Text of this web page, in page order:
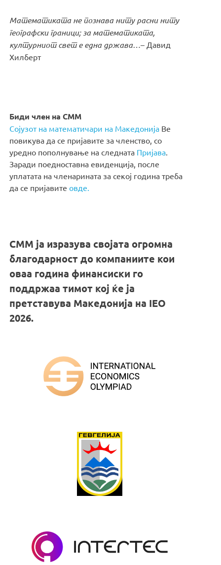
Математиката не познава ниту расни ниту
географски граници; за математиката,
културниот свет е една држава…– Давид
Хилберт
Биди член на СММ
Сојузот на математичари на Македонија Ве
повикува да се пријавите за членство, со
уредно пополнување на следната Пријава
Заради поедноставна евиденција, после
уплатата на членарината за секој година треба
да се пријавитеовде.
СММ ја изразува својата огромна
благодарност до компаниите кои
оваа година финансиски го
поддржаа тимот кој ќе ја
претставува Македонија на IEO
2026.